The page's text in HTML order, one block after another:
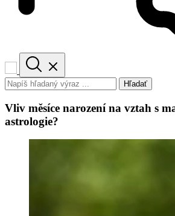
Hľadať
Vliv měsíce narození na vztah s
astrologie?